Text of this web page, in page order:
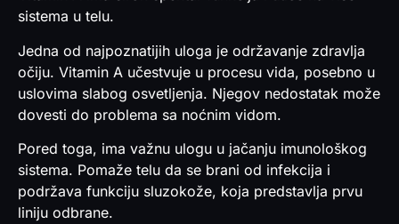
sistema u telu.
Jedna od najpoznatijih uloga je održavanje zdravlja
očiju. Vitamin A učestvuje u procesu vida, posebno u
uslovima slabog osvetljenja. Njegov nedostatak može
dovesti do problema sa noćnim vidom.
Pored toga, ima važnu ulogu u jačanju imunološkog
sistema. Pomaže telu da se brani od infekcija i
podržava funkciju sluzokože, koja predstavlja prvu
liniju odbrane.